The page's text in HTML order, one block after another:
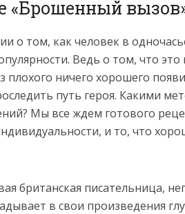
«Брошенный
о том, как человек в
Ведь о том, что
плохого ничего хорошего
путь героя. Какими
Мы все ждем готового
и то, что
британская писательница,
в свои произведения